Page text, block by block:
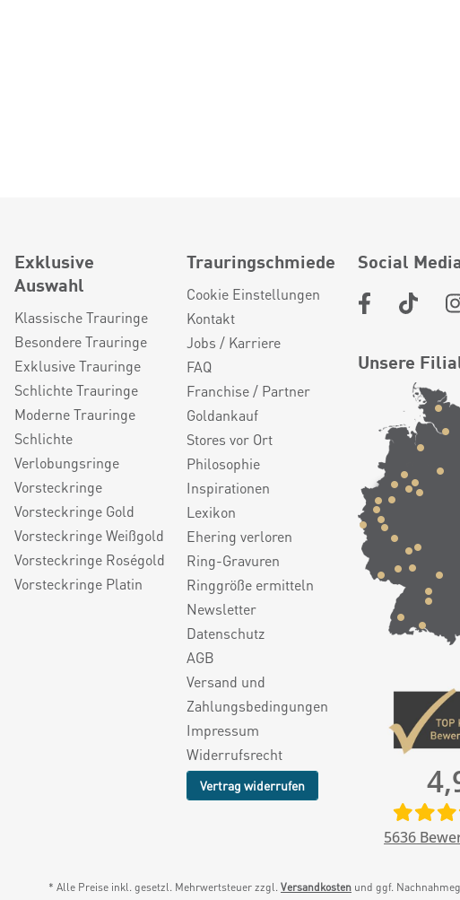
Exklusive
Auswahl
Klassische Trauringe
Besondere Trauringe
Exklusive Trauringe
Schlichte Trauringe
Moderne Trauringe
Schlichte
Verlobungsringe
Vorsteckringe
Vorsteckringe Gold
Vorsteckringe Weißgold
Vorsteckringe Roségold
Vorsteckringe Platin
Trauringschmiede
Cookie Einstellungen
Kontakt
Jobs / Karriere
FAQ
Franchise / Partner
Goldankauf
Stores vor Ort
Philosophie
Inspirationen
Lexikon
Ehering verloren
Ring-Gravuren
Ringgröße ermitteln
Newsletter
Datenschutz
AGB
Versand und
Zahlungsbedingungen
Impressum
Widerrufsrecht
Vertrag widerrufen
Social
Unsere
5636
* Alle Preise inkl. gesetzl. Mehrwertsteuer zzgl. Versandkosten und ggf.